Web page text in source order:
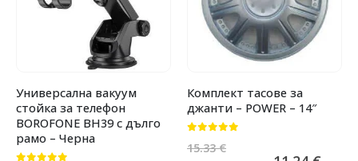
Универсална вакуум
стойка за телефон
BOROFONE BH39 с дълго
рамо – Черна
Комплект тасове за
джанти – POWER – 14″
15.33€